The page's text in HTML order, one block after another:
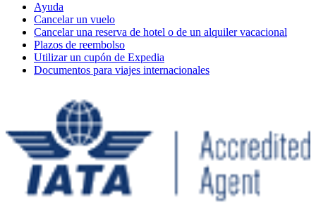
Ayuda
Cancelar un vuelo
Cancelar una reserva de hotel o de un alquiler vacacional
Plazos de reembolso
Utilizar un cupón de Expedia
Documentos para viajes internacionales